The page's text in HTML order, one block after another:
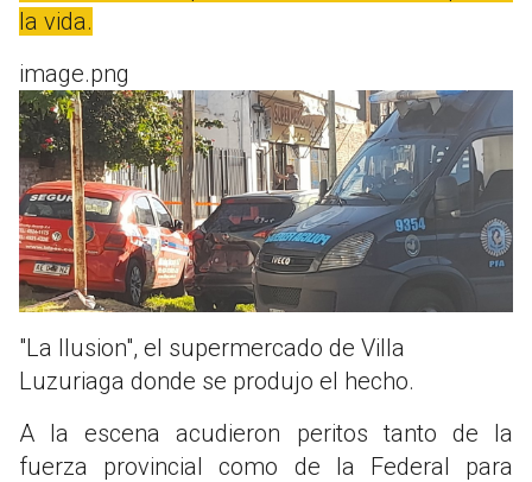
la vida.
image.png
"La Ilusion", el supermercado de Villa
Luzuriaga donde se produjo el hecho.
A la escena acudieron peritos tanto de la
fuerza provincial como de la Federal para